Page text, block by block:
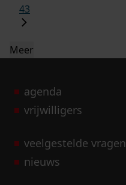
43
Meer
agenda
vrijwilligers
veelgestelde vragen
nieuws